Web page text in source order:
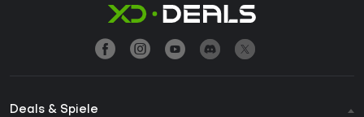
Deals & Spiele